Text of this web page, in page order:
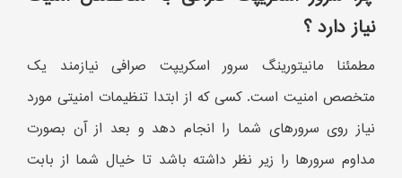
نیاز دارد ؟
مطمئنا مانیتورینگ سرور اسکریپت صرافی نیازمند یک
متخصص امنیت است. کسی که از ابتدا تنظیمات امنیتی مورد
نیاز روی سرورهای شما را انجام دهد و بعد از آن بصورت
مداوم سرورها را زیر نظر داشته باشد تا خیال شما از بابت